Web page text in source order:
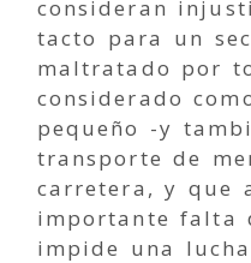
consideran
tacto para un
maltratado por
considerado
pequeño -y
transporte de
carretera, y que
importante falta
impide una